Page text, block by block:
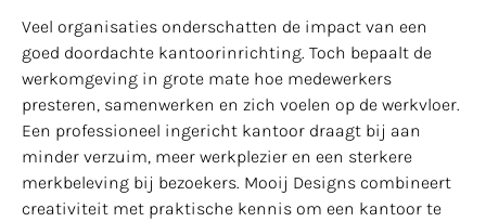
Veel organisaties onderschatten de impact van een
goed doordachte kantoorinrichting. Toch bepaalt de
werkomgeving in grote mate hoe medewerkers
presteren, samenwerken en zich voelen op de werkvloer.
Een professioneel ingericht kantoor draagt bij aan
minder verzuim, meer werkplezier en een sterkere
merkbeleving bij bezoekers. Mooij Designs combineert
creativiteit met praktische kennis om een kantoor te